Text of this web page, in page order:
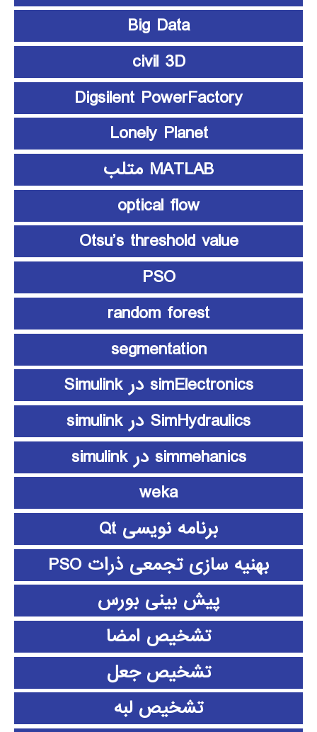
Big Data
civil 3D
Digsilent PowerFactory
Lonely Planet
MATLAB متلب
optical flow
Otsu’s threshold value
PSO
random forest
segmentation
simElectronics در Simulink
SimHydraulics در simulink
simmehanics در simulink
weka
برنامه نویسی Qt
بهنیه سازی تجمعی ذرات PSO
پیش بینی بورس
تشخیص امضا
تشخیص جعل
تشخیص لبه